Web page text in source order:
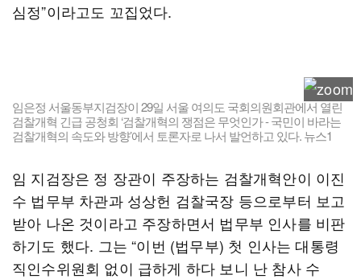
심정”이라고도 꼬집었다.
임은정 서울동부지검장이 29일 서울 여의도 국회의원회관에서 열린
검찰개혁 긴급 공청회 ‘검찰개혁의 쟁점은 무엇인가 - 국민이 바라는
검찰개혁의 속도와 방향’에서 토론자로 나서 발언하고 있다. 뉴스1
임 지검장은 정 장관이 주장하는 검찰개혁안이 이진
수 법무부 차관과 성상헌 검찰국장 등으로부터 보고
받아 나온 것이라고 주장하면서 법무부 인사를 비판
하기도 했다. 그는 “이번 (법무부) 첫 인사는 대통령
직인수위원회 없이 급하게 하다 보니 난 참사 수